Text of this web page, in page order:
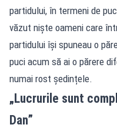
partidului, în termeni de
văzut niște oameni care
partidului își spuneau o
puci acum să ai o părere
numai rost ședințele.
„Lucrurile sunt
Dan”